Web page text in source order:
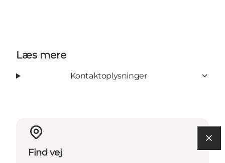
Læs mere
Kontaktoplysninger
Find vej